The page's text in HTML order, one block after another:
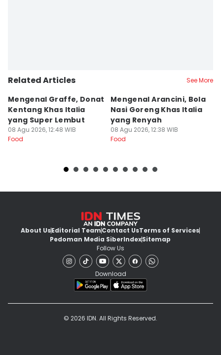
Related Articles See More
Mengenal Graffe, Donat
Kentang Khas Italia
yang Super Lembut
08 Agu 2026, 12:48 WIB
Food
Mengenal Arancini, Bola
Nasi Goreng Khas Italia
yang Renyah
08 Agu 2026, 12:38 WIB
Food
About UsEditorial TeamContact UsTerms of Services
Pedoman Media SiberIndexSitemap
Follow Us
Download
© 2026 IDN. All Rights Reserved.